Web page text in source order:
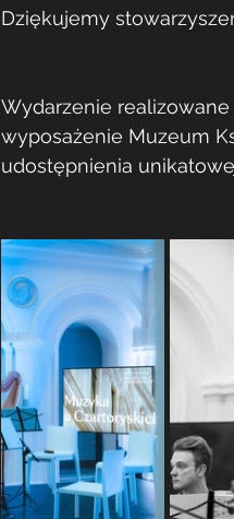
Dziękujemy
Wydarzenie realizowane
wyposażenie Muzeum
udostępnienia